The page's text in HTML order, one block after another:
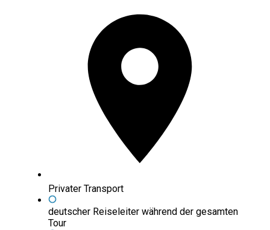
Privater Transport
deutscher Reiseleiter während der gesamten
Tour